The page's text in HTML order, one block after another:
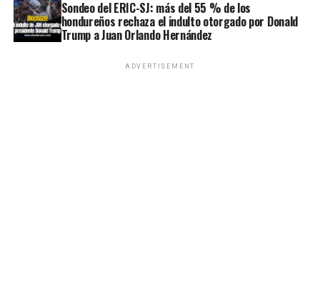
Sondeo del ERIC-SJ: más del 55 % de los
hondureños rechaza el indulto otorgado por Donald
Trump a Juan Orlando Hernández
ADVERTISEMENT